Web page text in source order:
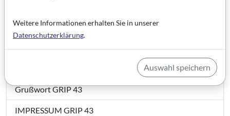
Grußwort GRIP 43
IMPRESSUM GRIP 43
Weitere Informationen erhalten Sie in unserer
Datenschutzerklärung.
Auswahl speichern